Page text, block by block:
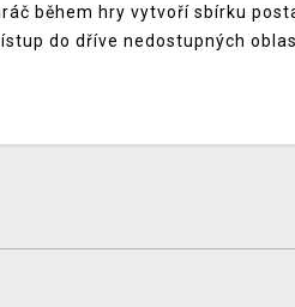
během hry vytvoří sbírku
do dříve nedostupných